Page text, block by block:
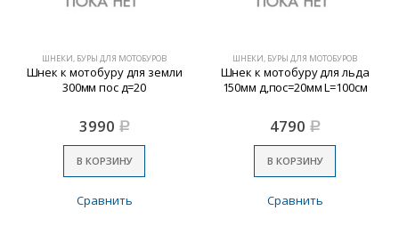
ШНЕКИ, БУРЫ ДЛЯ МОТОБУРОВ
Шнек к мотобуру для земли
300мм пос д=20
3990 Р
В КОРЗИНУ
Сравнить
ШНЕКИ, БУРЫ ДЛЯ МОТОБУРОВ
Шнек к мотобуру для льда
150мм д,пос=20мм L=100см
4790 Р
В КОРЗИНУ
Сравнить